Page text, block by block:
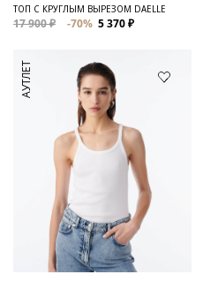
ТОП С КРУГЛЫМ ВЫРЕЗОМ DAELLE
17 900 ₽ -70% 5 370 ₽
АУТЛЕТ